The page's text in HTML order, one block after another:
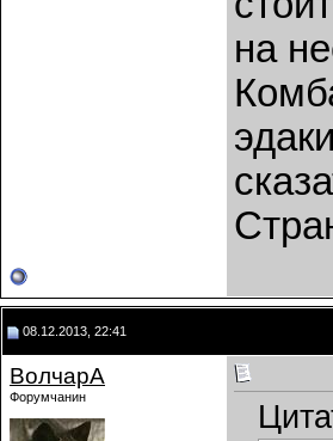
на
08.12.2013, 22:41
ВолчарА
Форумчанин